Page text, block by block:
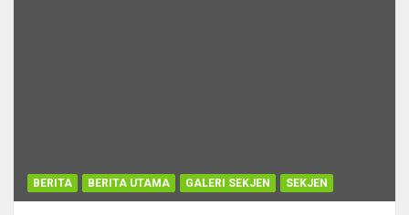
BERITA BERITA UTAMA GALERI SEKJEN SEKJEN